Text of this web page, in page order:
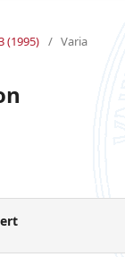
(1995) / Varia